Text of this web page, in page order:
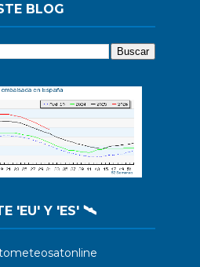
BLOG
'EU' Y 'ES' 🛰️